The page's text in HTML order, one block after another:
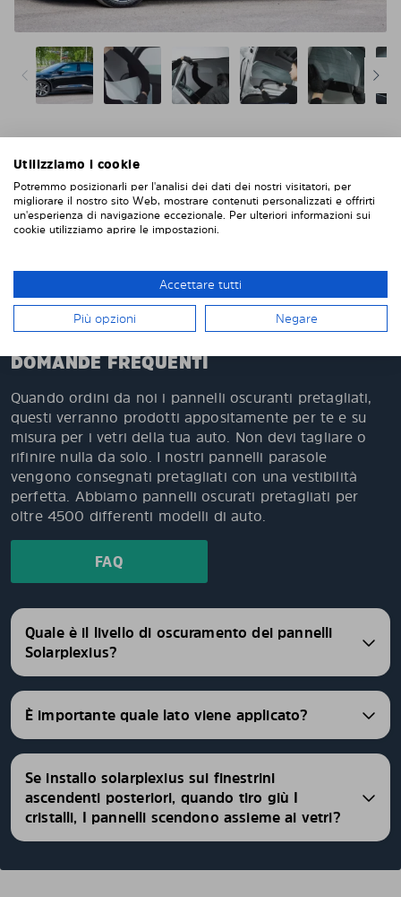
Niente acqua, niente colla, niente bolle, niente
graffi
Più facile e più intelligente della pellicola solare
Facile da montare da solo e facile da smontare
quando necessario
DOMANDE FREQUENTI
Quando ordini da noi i pannelli oscuranti pretagliati,
questi verranno prodotti appositamente per te e su
misura per i vetri della tua auto. Non devi tagliare o
rifinire nulla da solo. I nostri pannelli parasole
vengono consegnati pretagliati con una vestibilità
perfetta. Abbiamo pannelli oscurati pretagliati per
oltre 4500 differenti modelli di auto.
FAQ
Quale è il livello di oscuramento dei pannelli
Solarplexius?
È importante quale lato viene applicato?
Se installo solarplexius sui finestrini
ascendenti posteriori, quando tiro giù I
cristalli, I pannelli scendono assieme ai vetri?
Utilizziamo i cookie
Potremmo posizionarli per l'analisi dei dati dei nostri visitatori, per
migliorare il nostro sito Web, mostrare contenuti personalizzati e offrirti
un'esperienza di navigazione eccezionale. Per ulteriori informazioni sui
cookie utilizziamo aprire le impostazioni.
Accettare tutti
Più opzioni Negare